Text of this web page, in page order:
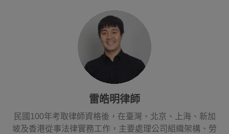
雷皓明律師
民國100年考取律師資格後，在臺灣、北京、上海、新加
坡及香港從事法律實務工作，主要處理公司組織架構、勞